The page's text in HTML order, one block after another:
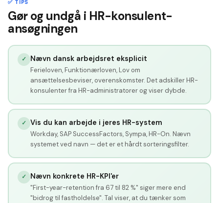
✅ TIPS
Gør og undgå i HR-konsulent-
ansøgningen
✓ Nævn dansk arbejdsret eksplicit
Ferieloven, Funktionærloven, Lov om
ansættelsesbeviser, overenskomster. Det adskiller HR-
konsulenter fra HR-administratorer og viser dybde.
✓ Vis du kan arbejde i jeres HR-system
Workday, SAP SuccessFactors, Sympa, HR-On. Nævn
systemet ved navn — det er et hårdt sorteringsfilter.
✓ Nævn konkrete HR-KPI'er
"First-year-retention fra 67 til 82 %" siger mere end
"bidrog til fastholdelse". Tal viser, at du tænker som